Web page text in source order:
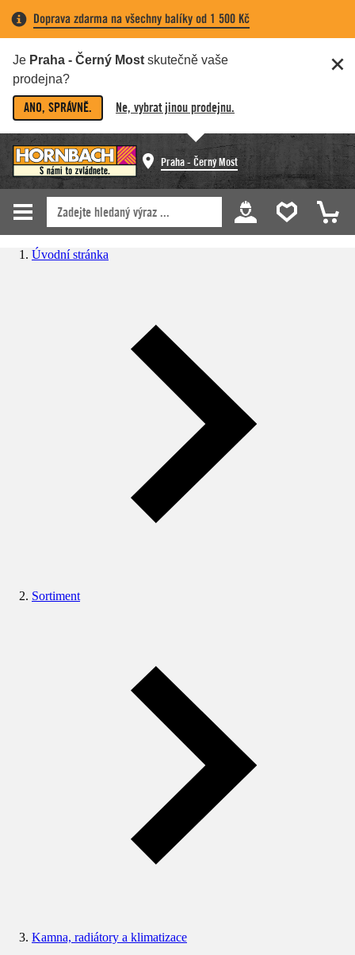
Doprava zdarma na všechny balíky od 1 500 Kč
Je Praha - Černý Most skutečně vaše
prodejna?
ANO, SPRÁVNĚ. Ne, vybrat jinou prodejnu.
Praha - Černý Most
Úvodní stránka
Sortiment
Kamna, radiátory a klimatizace